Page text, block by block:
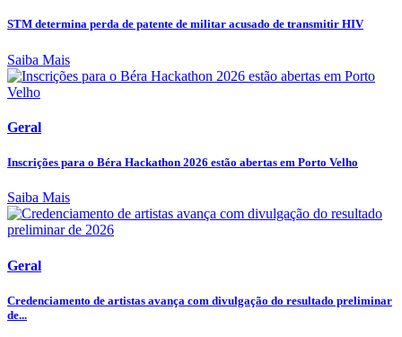
STM determina perda de patente de militar acusado de transmitir HIV
Saiba Mais
Geral
Inscrições para o Béra Hackathon 2026 estão abertas em Porto Velho
Saiba Mais
Geral
Credenciamento de artistas avança com divulgação do resultado preliminar
de...